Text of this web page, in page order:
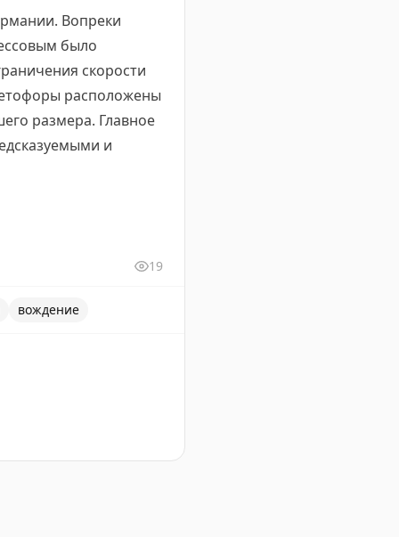
Вопреки
было
скорости
расположены
размера. Главное
и
19
вождение